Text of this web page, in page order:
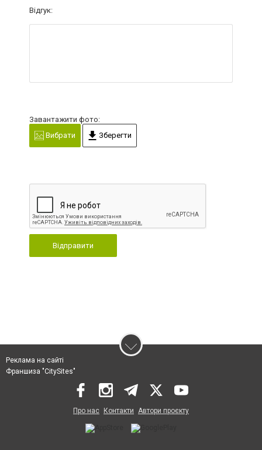
Відгук:
Завантажити фото:
Вибрати
Зберегти
Відправити
Реклама на сайті
Франшиза "CitySites"
Про нас Контакти Автори проєкту